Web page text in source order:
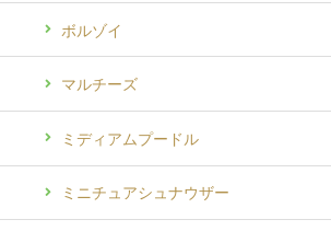
ボルゾイ
マルチーズ
ミディアムプードル
ミニチュアシュナウザー